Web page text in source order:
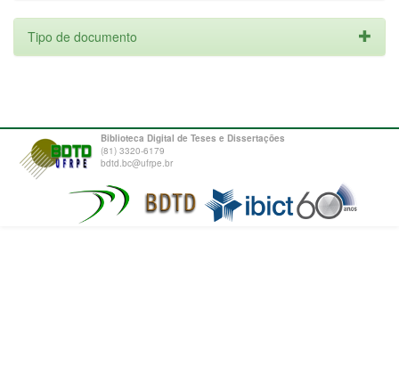
Tipo de documento
Biblioteca Digital de Teses e Dissertações
(81) 3320-6179
bdtd.bc@ufrpe.br